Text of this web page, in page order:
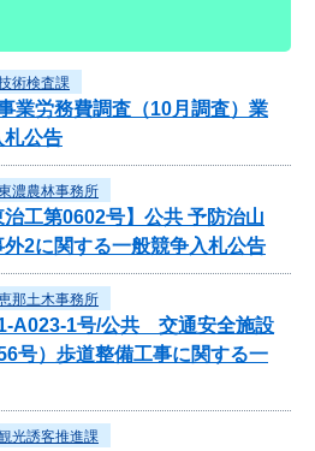
術検査課
業労務費調査（10月調査）業
札公告
濃農林事務所
治工第0602号】公共 予防治山
2に関する一般競争入札公告
那土木事務所
A023-1号/公共 交通安全施設
号）歩道整備工事に関する一
光誘客推進課